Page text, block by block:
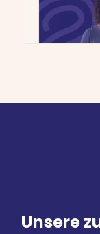
Unsere